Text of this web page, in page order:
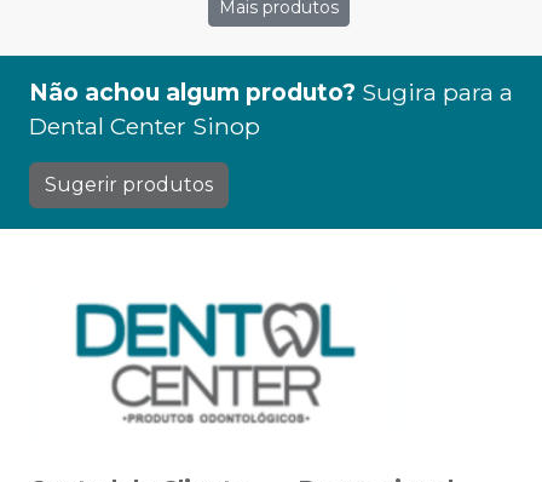
Mais produtos
Não achou algum produto? Sugira para a
Dental Center Sinop
Sugerir produtos